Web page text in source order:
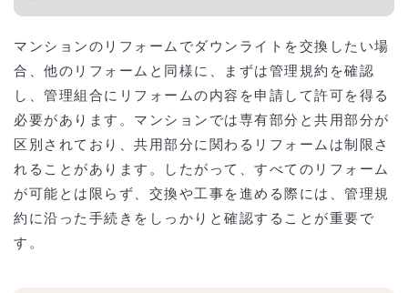
マンションのリフォームでダウンライトを交換したい場
合、他のリフォームと同様に、まずは管理規約を確認
し、管理組合にリフォームの内容を申請して許可を得る
必要があります。マンションでは専有部分と共用部分が
区別されており、共用部分に関わるリフォームは制限さ
れることがあります。したがって、すべてのリフォーム
が可能とは限らず、交換や工事を進める際には、管理規
約に沿った手続きをしっかりと確認することが重要で
す。